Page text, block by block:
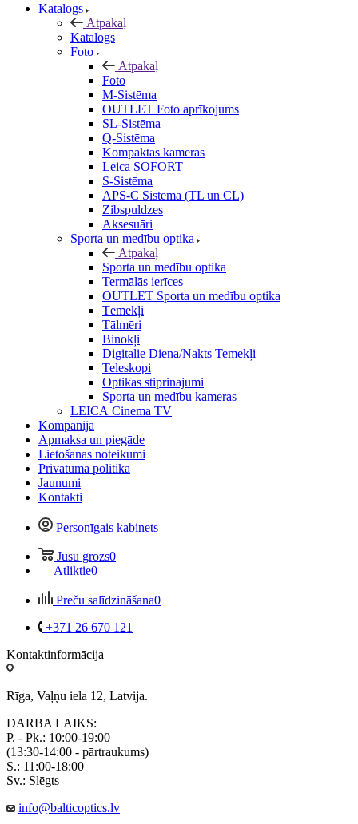
Katalogs
Atpakaļ
Katalogs
Foto
Atpakaļ
Foto
M-Sistēma
OUTLET Foto aprīkojums
SL-Sistēma
Q-Sistēma
Kompaktās kameras
Leica SOFORT
S-Sistēma
APS-C Sistēma (TL un CL)
Zibspuldzes
Aksesuāri
Sporta un medību optika
Atpakaļ
Sporta un medību optika
Termālās ierīces
OUTLET Sporta un medību optika
Tēmekļi
Tālmēri
Binokļi
Digitalie Diena/Nakts Temekļi
Teleskopi
Optikas stiprinajumi
Sporta un medību kameras
LEICA Cinema TV
Kompānija
Apmaksa un piegāde
Lietošanas noteikumi
Privātuma politika
Jaunumi
Kontakti
Personīgais kabinets
Jūsu grozs0
Atliktie0
Preču salīdzināšana0
+371 26 670 121
Kontaktinformācija
Rīga, Vaļņu iela 12, Latvija.
DARBA LAIKS:
P. - Pk.: 10:00-19:00
(13:30-14:00 - pārtraukums)
S.: 11:00-18:00
Sv.: Slēgts
info@balticoptics.lv